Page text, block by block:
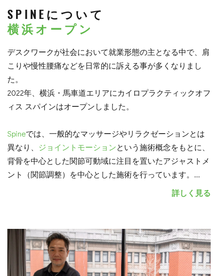
SPINEについて
横浜オープン
デスクワークが社会において就業形態の主となる中で、肩
こりや慢性腰痛などを日常的に訴える事が多くなりまし
た。
2022年、横浜・馬車道エリアにカイロプラクティックオフ
ィス スパインはオープンしました。
Spineでは、一般的なマッサージやリラクゼーションとは
異なり、 ジョイントモーションという施術概念をもとに、
背骨を中心とした関節可動域に注目を置いたアジャストメ
ント（関節調整）を中心とした施術を行っています。 ...
詳しく見る